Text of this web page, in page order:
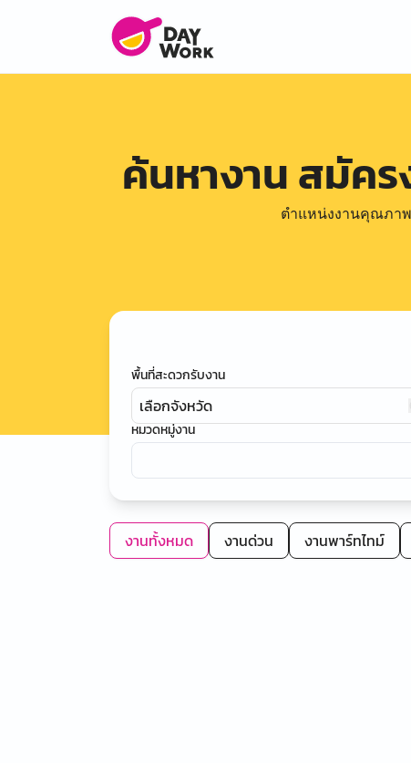
ค้นหางาน สมัคร
ตำแหน่งงานคุณภา
พื้นที่สะดวกรับงาน
เลือกจังหวัด
หมวดหมู่งาน
งานทั้งหมด งานด่วน งานพาร์ทไทม์